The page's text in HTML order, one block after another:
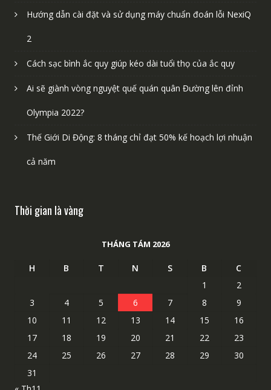
Hướng dẫn cài đặt và sử dụng máy chuẩn đoán lỗi NexiQ
2
Cách sạc bình ắc quy giúp kéo dài tuổi thọ của ắc quy
Ai sẽ giành vòng nguyệt quế quán quân Đường lên đỉnh
Olympia 2022?
Thế Giới Di Động: 8 tháng chỉ đạt 50% kế hoạch lợi nhuận
cả năm
Thời gian là vàng
THÁNG TÁM 2026
H B T N S B
C
1
2
3
4 5 6 7 8
9
10
11 12 13 14 15
16
17
18 19 20 21 22
23
24
25 26 27 28 29
30
31